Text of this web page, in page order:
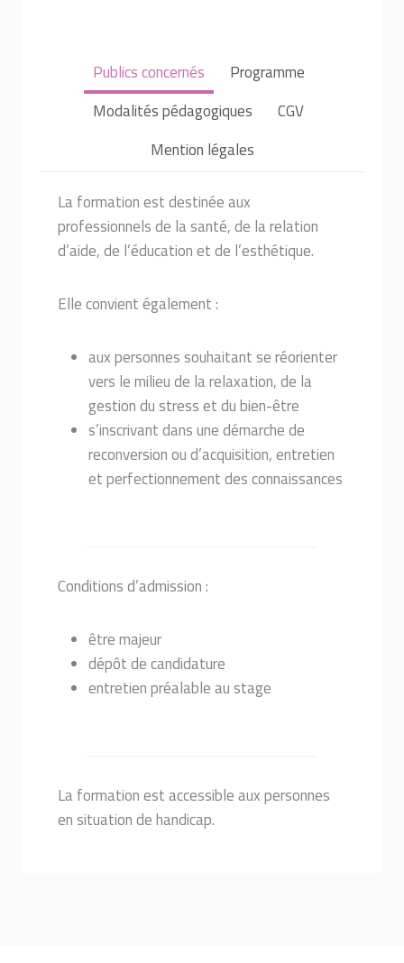
Publics concernés
Programme
Modalités pédagogiques
CGV
Mention légales
La formation est destinée aux
professionnels de la santé, de la relation
d’aide, de l’éducation et de l’esthétique.
Elle convient également :
aux personnes souhaitant se réorienter
vers le milieu de la relaxation, de la
gestion du stress et du bien-être
s’inscrivant dans une démarche de
reconversion ou d’acquisition, entretien
et perfectionnement des connaissances
Conditions d’admission :
être majeur
dépôt de candidature
entretien préalable au stage
La formation est accessible aux personnes
en situation de handicap.